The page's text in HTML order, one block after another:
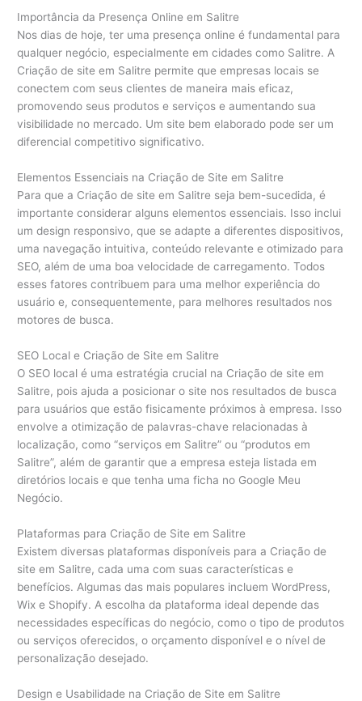
Importância da Presença Online em Salitre
Nos dias de hoje, ter uma presença online é fundamental para
qualquer negócio, especialmente em cidades como Salitre. A
Criação de site em Salitre permite que empresas locais se
conectem com seus clientes de maneira mais eficaz,
promovendo seus produtos e serviços e aumentando sua
visibilidade no mercado. Um site bem elaborado pode ser um
diferencial competitivo significativo.
Elementos Essenciais na Criação de Site em Salitre
Para que a Criação de site em Salitre seja bem-sucedida, é
importante considerar alguns elementos essenciais. Isso inclui
um design responsivo, que se adapte a diferentes dispositivos,
uma navegação intuitiva, conteúdo relevante e otimizado para
SEO, além de uma boa velocidade de carregamento. Todos
esses fatores contribuem para uma melhor experiência do
usuário e, consequentemente, para melhores resultados nos
motores de busca.
SEO Local e Criação de Site em Salitre
O SEO local é uma estratégia crucial na Criação de site em
Salitre, pois ajuda a posicionar o site nos resultados de busca
para usuários que estão fisicamente próximos à empresa. Isso
envolve a otimização de palavras-chave relacionadas à
localização, como “serviços em Salitre” ou “produtos em
Salitre”, além de garantir que a empresa esteja listada em
diretórios locais e que tenha uma ficha no Google Meu
Negócio.
Plataformas para Criação de Site em Salitre
Existem diversas plataformas disponíveis para a Criação de
site em Salitre, cada uma com suas características e
benefícios. Algumas das mais populares incluem WordPress,
Wix e Shopify. A escolha da plataforma ideal depende das
necessidades específicas do negócio, como o tipo de produtos
ou serviços oferecidos, o orçamento disponível e o nível de
personalização desejado.
Design e Usabilidade na Criação de Site em Salitre